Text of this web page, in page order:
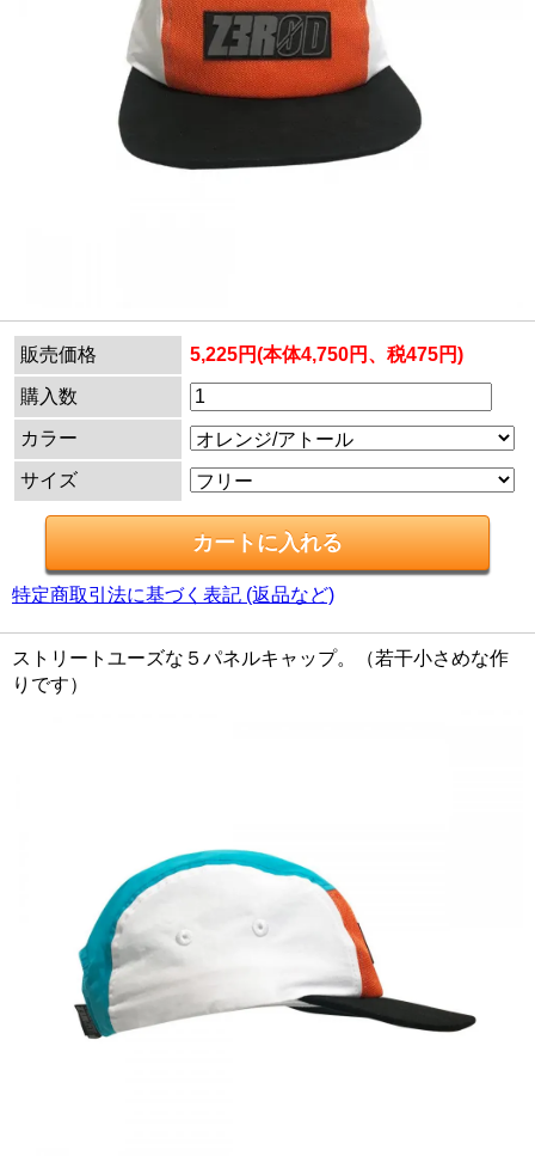
販売価格 5,225円(本体4,750円、税475円)
購入数
カラー
サイズ
特定商取引法に基づく表記 (返品など)
ストリートユーズな５パネルキャップ。（若干小さめな作
りです）